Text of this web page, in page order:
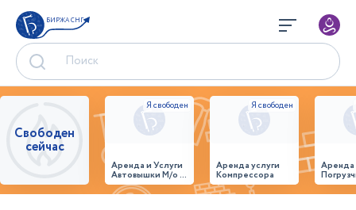
БИРЖА СНГ
Свободен
сейчас
Аренда и Услуги
Автовышки М/о г.
Домодедово
26,28,32 место
Аренда услуги
Компрессора